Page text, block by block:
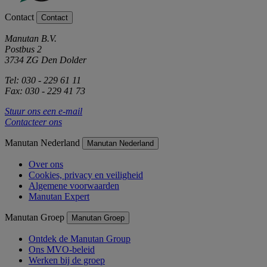
Contact Contact
Manutan B.V.
Postbus 2
3734 ZG Den Dolder
Tel: 030 - 229 61 11
Fax: 030 - 229 41 73
Stuur ons een e-mail
Contacteer ons
Manutan Nederland Manutan Nederland
Over ons
Cookies, privacy en veiligheid
Algemene voorwaarden
Manutan Expert
Manutan Groep Manutan Groep
Ontdek de Manutan Group
Ons MVO-beleid
Werken bij de groep